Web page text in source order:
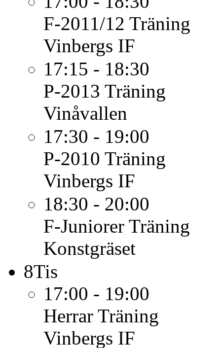
F-2011/12 Träning
Vinbergs IF
17:15 - 18:30
P-2013 Träning
Vinåvallen
17:30 - 19:00
P-2010 Träning
Vinbergs IF
18:30 - 20:00
F-Juniorer Träning
Konstgräset
8Tis
17:00 - 19:00
Herrar Träning
Vinbergs IF